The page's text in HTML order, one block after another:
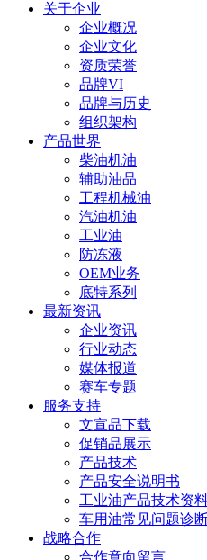
关于企业
企业概况
企业文化
资质荣誉
品牌VI
品牌与历史
组织架构
产品世界
柴油机油
辅助油品
工程机械油
汽油机油
工业油
防冻液
OEM业务
底特系列
最新资讯
企业资讯
行业动态
媒体报道
赛车专题
服务支持
文宣品下载
促销品展示
产品技术
产品安全说明书
工业油产品技术资
车用油常见问题诊
战略合作